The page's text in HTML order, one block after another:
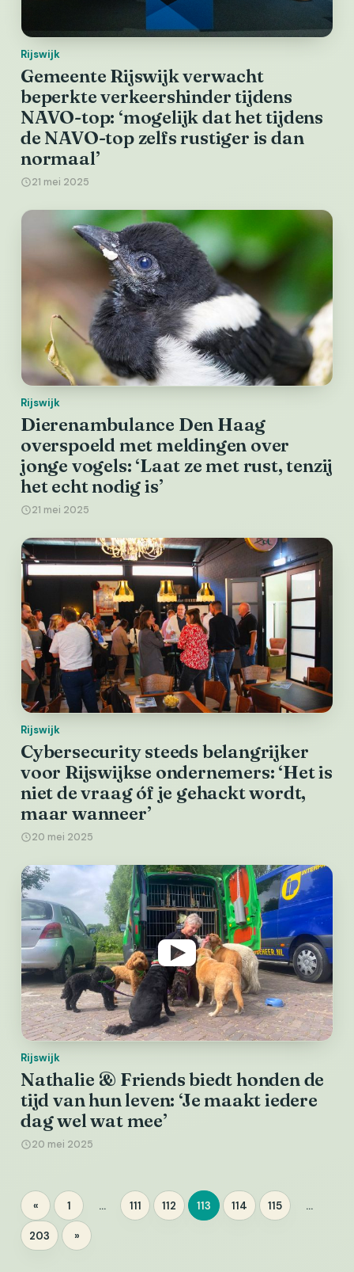
Rijswijk
Gemeente Rijswijk verwacht
beperkte verkeershinder tijdens
NAVO-top: ‘mogelijk dat het tijdens
de NAVO-top zelfs rustiger is dan
normaal’
21 mei 2025
Rijswijk
Dierenambulance Den Haag
overspoeld met meldingen over
jonge vogels: ‘Laat ze met rust, tenzij
het echt nodig is’
21 mei 2025
Rijswijk
Cybersecurity steeds belangrijker
voor Rijswijkse ondernemers: ‘Het is
niet de vraag óf je gehackt wordt,
maar wanneer’
20 mei 2025
Rijswijk
Nathalie & Friends biedt honden de
tijd van hun leven: ‘Je maakt iedere
dag wel wat mee’
20 mei 2025
Berichten
paginering
« Pagina
1 … Pagina
111 Pagina
112 Pagina
113 Pagina
114 Pagina
115 …
Pagina
203 »